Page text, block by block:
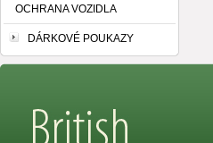
OCHRANA VOZIDLA
DÁRKOVÉ POUKAZY